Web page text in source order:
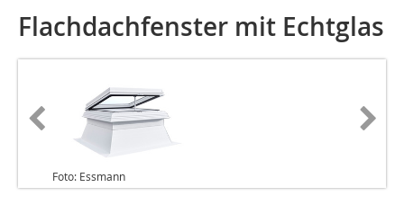
Flachdachfenster mit Echtglas
Foto: Essmann